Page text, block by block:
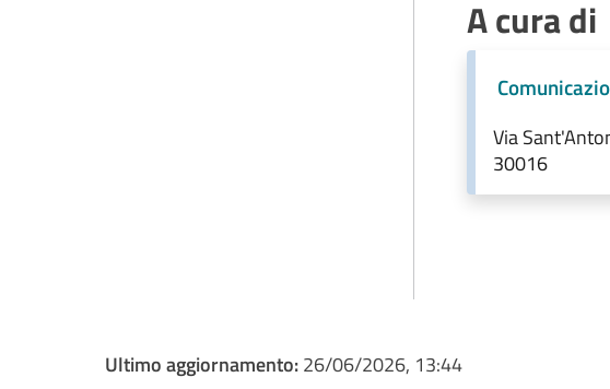
A cura di
Via
30016
Ultimo aggiornamento:26/06/2026, 13:44